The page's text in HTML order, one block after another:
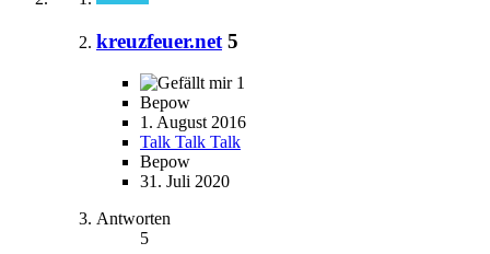
kreuzfeuer.net 5
1
Bepow
1. August 2016
Talk Talk Talk
Bepow
31. Juli 2020
Antworten
5